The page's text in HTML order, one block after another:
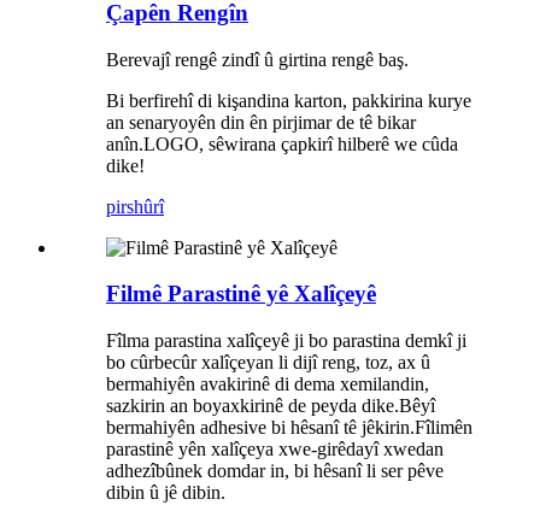
Çapên Rengîn
Berevajî rengê zindî û girtina rengê baş.
Bi berfirehî di kişandina karton, pakkirina kurye
an senaryoyên din ên pirjimar de tê bikar
anîn.LOGO, sêwirana çapkirî hilberê we cûda
dike!
pirshûrî
Filmê Parastinê yê Xalîçeyê
Fîlma parastina xalîçeyê ji bo parastina demkî ji
bo cûrbecûr xalîçeyan li dijî reng, toz, ax û
bermahiyên avakirinê di dema xemilandin,
sazkirin an boyaxkirinê de peyda dike.Bêyî
bermahiyên adhesive bi hêsanî tê jêkirin.Fîlimên
parastinê yên xalîçeya xwe-girêdayî xwedan
adhezîbûnek domdar in, bi hêsanî li ser pêve
dibin û jê dibin.